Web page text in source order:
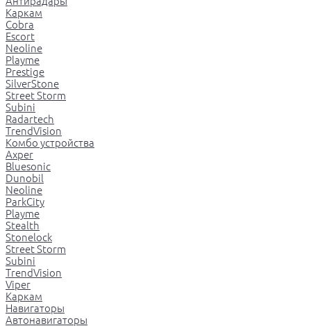
Каркам
Cobra
Escort
Neoline
Playme
Prestige
SilverStone
Street Storm
Subini
Radartech
TrendVision
Комбо устройства
Axper
Bluesonic
Dunobil
Neoline
ParkCity
Playme
Stealth
Stonelock
Street Storm
Subini
TrendVision
Viper
Каркам
Навигаторы
Автонавигаторы